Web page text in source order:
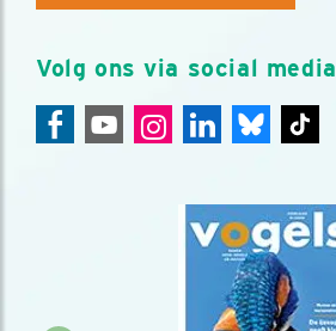
Volg ons via social media